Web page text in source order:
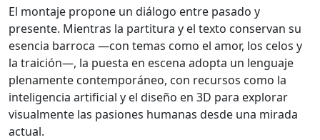
El montaje propone un diálogo entre pasado y
presente. Mientras la partitura y el texto conservan su
esencia barroca —con temas como el amor, los celos y
la traición—, la puesta en escena adopta un lenguaje
plenamente contemporáneo, con recursos como la
inteligencia artificial y el diseño en 3D para explorar
visualmente las pasiones humanas desde una mirada
actual.